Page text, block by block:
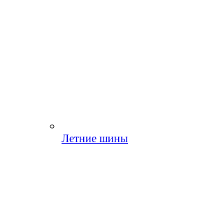
Летние шины